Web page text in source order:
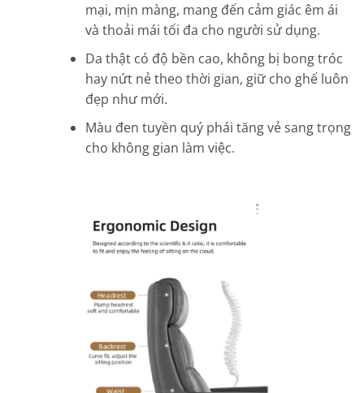
mại, mịn màng, mang đến cảm giác êm ái
và thoải mái tối đa cho người sử dụng.
Da thật có độ bền cao, không bị bong tróc
hay nứt nẻ theo thời gian, giữ cho ghế luôn
đẹp như mới.
Màu đen tuyền quý phái tăng vẻ sang trọng
cho không gian làm việc.